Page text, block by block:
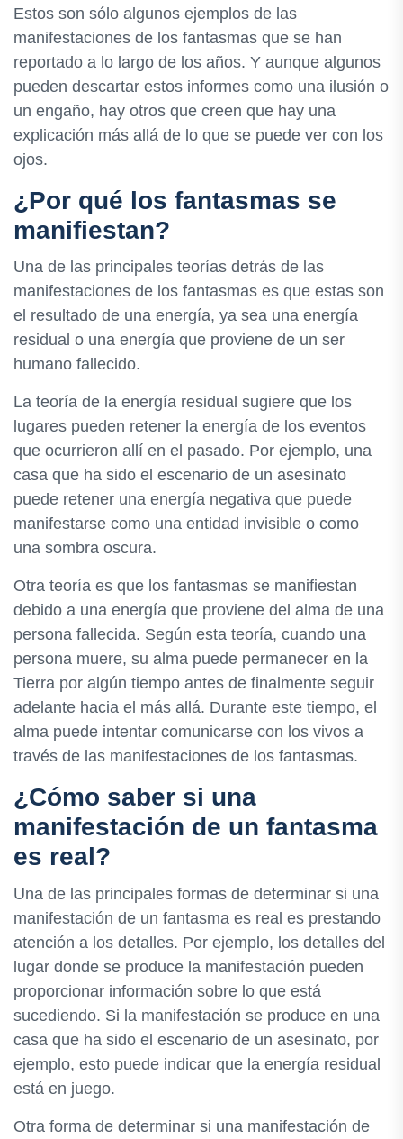
Estos son sólo algunos ejemplos de las
manifestaciones de los fantasmas que se han
reportado a lo largo de los años. Y aunque algunos
pueden descartar estos informes como una ilusión o
un engaño, hay otros que creen que hay una
explicación más allá de lo que se puede ver con los
ojos.
¿Por qué los fantasmas se
manifiestan?
Una de las principales teorías detrás de las
manifestaciones de los fantasmas es que estas son
el resultado de una energía, ya sea una energía
residual o una energía que proviene de un ser
humano fallecido.
La teoría de la energía residual sugiere que los
lugares pueden retener la energía de los eventos
que ocurrieron allí en el pasado. Por ejemplo, una
casa que ha sido el escenario de un asesinato
puede retener una energía negativa que puede
manifestarse como una entidad invisible o como
una sombra oscura.
Otra teoría es que los fantasmas se manifiestan
debido a una energía que proviene del alma de una
persona fallecida. Según esta teoría, cuando una
persona muere, su alma puede permanecer en la
Tierra por algún tiempo antes de finalmente seguir
adelante hacia el más allá. Durante este tiempo, el
alma puede intentar comunicarse con los vivos a
través de las manifestaciones de los fantasmas.
¿Cómo saber si una
manifestación de un fantasma
es real?
Una de las principales formas de determinar si una
manifestación de un fantasma es real es prestando
atención a los detalles. Por ejemplo, los detalles del
lugar donde se produce la manifestación pueden
proporcionar información sobre lo que está
sucediendo. Si la manifestación se produce en una
casa que ha sido el escenario de un asesinato, por
ejemplo, esto puede indicar que la energía residual
está en juego.
Otra forma de determinar si una manifestación de